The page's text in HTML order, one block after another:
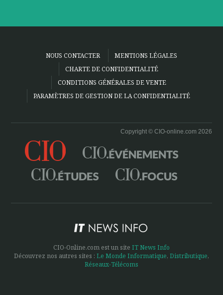
NOUS CONTACTER
MENTIONS LÉGALES
CHARTE DE CONFIDENTIALITÉ
CONDITIONS GÉNÉRALES DE VENTE
PARAMÈTRES DE GESTION DE LA CONFIDENTIALITÉ
Copyright © CIO-online.com 2026
CIO-Online.com est un site IT News Info
Découvrez nos autres sites : Le Monde Informatique, Distributique,
Réseaux-Télécoms